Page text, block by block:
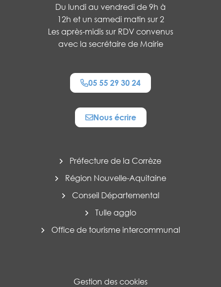
Du lundi au vendredi de 9h à
12h et un samedi matin sur 2
Les après-midis sur RDV convenus
avec la secrétaire de Mairie
05 55 29 30 24
Nous écrire
Préfecture de la Corrèze
Région Nouvelle-Aquitaine
Conseil Départemental
Tulle agglo
Office de tourisme intercommunal
Gestion des cookies